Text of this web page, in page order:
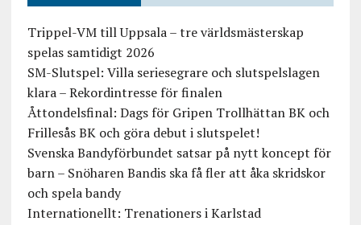
Trippel-VM till Uppsala – tre världsmästerskap
spelas samtidigt 2026
SM-Slutspel: Villa seriesegrare och slutspelslagen
klara – Rekordintresse för finalen
Åttondelsfinal: Dags för Gripen Trollhättan BK och
Frillesås BK och göra debut i slutspelet!
Svenska Bandyförbundet satsar på nytt koncept för
barn – Snöharen Bandis ska få fler att åka skridskor
och spela bandy
Internationellt: Trenationers i Karlstad